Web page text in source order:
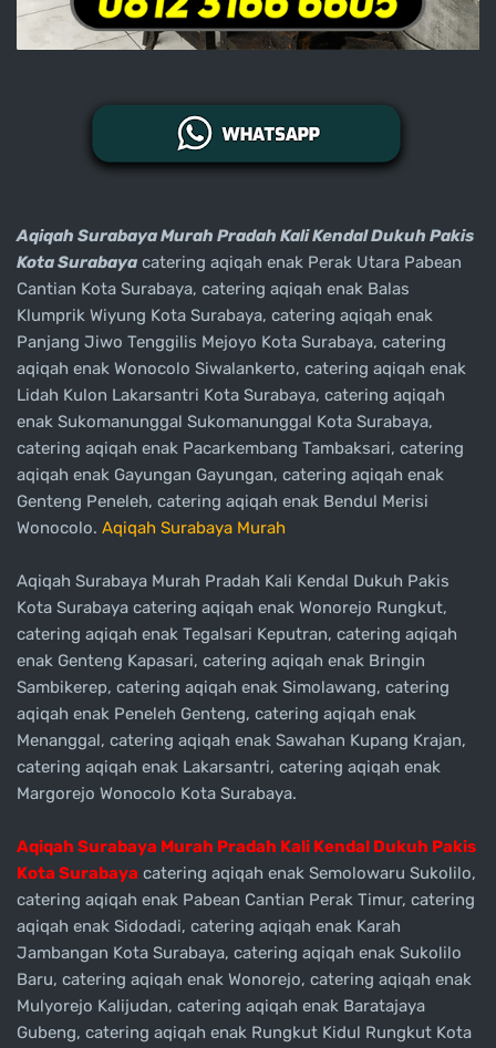
Aqiqah Surabaya Murah Pradah Kali Kendal Dukuh Pakis
Kota Surabaya catering aqiqah enak Perak Utara Pabean
Cantian Kota Surabaya, catering aqiqah enak Balas
Klumprik Wiyung Kota Surabaya, catering aqiqah enak
Panjang Jiwo Tenggilis Mejoyo Kota Surabaya, catering
aqiqah enak Wonocolo Siwalankerto, catering aqiqah enak
Lidah Kulon Lakarsantri Kota Surabaya, catering aqiqah
enak Sukomanunggal Sukomanunggal Kota Surabaya,
catering aqiqah enak Pacarkembang Tambaksari, catering
aqiqah enak Gayungan Gayungan, catering aqiqah enak
Genteng Peneleh, catering aqiqah enak Bendul Merisi
Wonocolo. Aqiqah Surabaya Murah
Aqiqah Surabaya Murah Pradah Kali Kendal Dukuh Pakis
Kota Surabaya catering aqiqah enak Wonorejo Rungkut,
catering aqiqah enak Tegalsari Keputran, catering aqiqah
enak Genteng Kapasari, catering aqiqah enak Bringin
Sambikerep, catering aqiqah enak Simolawang, catering
aqiqah enak Peneleh Genteng, catering aqiqah enak
Menanggal, catering aqiqah enak Sawahan Kupang Krajan,
catering aqiqah enak Lakarsantri, catering aqiqah enak
Margorejo Wonocolo Kota Surabaya.
Aqiqah Surabaya Murah Pradah Kali Kendal Dukuh Pakis
Kota Surabaya catering aqiqah enak Semolowaru Sukolilo,
catering aqiqah enak Pabean Cantian Perak Timur, catering
aqiqah enak Sidodadi, catering aqiqah enak Karah
Jambangan Kota Surabaya, catering aqiqah enak Sukolilo
Baru, catering aqiqah enak Wonorejo, catering aqiqah enak
Mulyorejo Kalijudan, catering aqiqah enak Baratajaya
Gubeng, catering aqiqah enak Rungkut Kidul Rungkut Kota